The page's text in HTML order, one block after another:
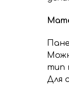
тип
Для